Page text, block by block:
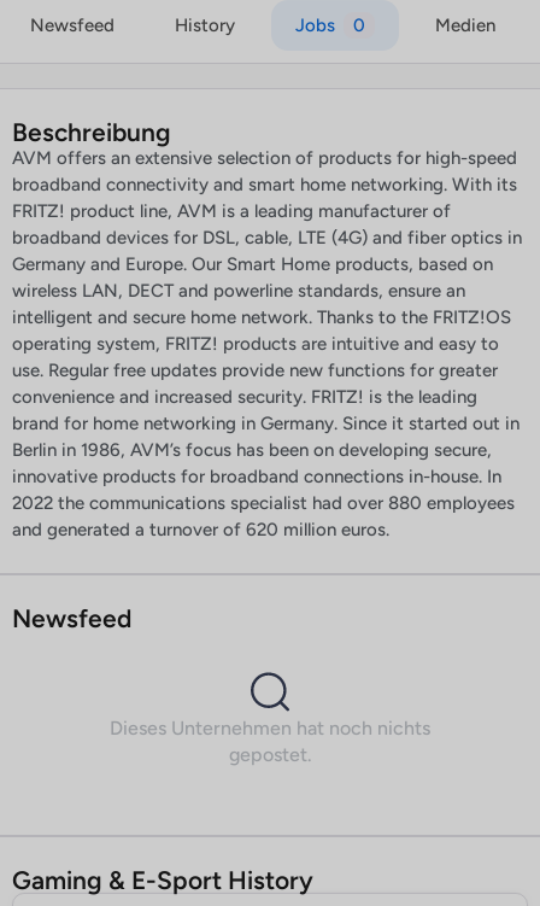
Newsfeed History Jobs 0 Medien
Beschreibung
AVM offers an extensive selection of products for high-speed
broadband connectivity and smart home networking. With its
FRITZ! product line, AVM is a leading manufacturer of
broadband devices for DSL, cable, LTE (4G) and fiber optics in
Germany and Europe. Our Smart Home products, based on
wireless LAN, DECT and powerline standards, ensure an
intelligent and secure home network. Thanks to the FRITZ!OS
operating system, FRITZ! products are intuitive and easy to
use. Regular free updates provide new functions for greater
convenience and increased security. FRITZ! is the leading
brand for home networking in Germany. Since it started out in
Berlin in 1986, AVM’s focus has been on developing secure,
innovative products for broadband connections in-house. In
2022 the communications specialist had over 880 employees
and generated a turnover of 620 million euros.
Newsfeed
Dieses Unternehmen hat noch nichts
gepostet.
Gaming & E-Sport History